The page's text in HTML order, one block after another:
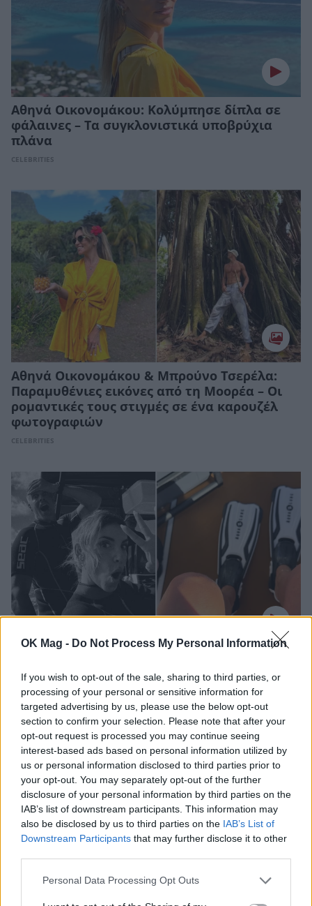
OK Mag - Do Not Process My Personal Information
If you wish to opt-out of the sale, sharing to third parties, or
processing of your personal or sensitive information for
targeted advertising by us, please use the below opt-out
section to confirm your selection. Please note that after your
opt-out request is processed you may continue seeing
interest-based ads based on personal information utilized by
us or personal information disclosed to third parties prior to
your opt-out. You may separately opt-out of the further
disclosure of your personal information by third parties on the
IAB’s list of downstream participants. This information may
also be disclosed by us to third parties on the IAB’s List of
Downstream Participants that may further disclose it to other
Personal Data Processing Opt Outs
Αθηνά Οικονομάκου: Κολύμπησε δίπλα σε
φάλαινες – Τα συγκλονιστικά υποβρύχια
πλάνα
CELEBRITIES
Αθηνά Οικονομάκου & Μπρούνο Τσερέλα:
Παραμυθένιες εικόνες από τη Μοορέα – Οι
ρομαντικές τους στιγμές σε ένα καρουζέλ
φωτογραφιών
CELEBRITIES
Κολύμπησαν δίπλα στις φάλαινες της
Μοορέα
CELEBRITIES
ΔΕΙΤΕ ΑΚΟΜΑ
ΑΘΗΝΑ ΟΙΚΟΝΟΜΑΚΟΥ
ΑΘΗΝΑ ΟΙΚΟΝΟΜΑΚΟΥ ΜΠΡΟΥΝΟ ΤΣΕΡΕΛΑ
ΜΠΡΟΥΝΟ ΤΣΕΡΕΛΑ